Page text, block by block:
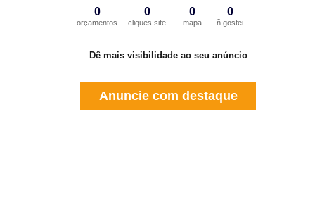
0
orçamentos
0
cliques site
0
mapa
0
ñ gostei
Dê mais visibilidade ao seu anúncio
Anuncie com destaque